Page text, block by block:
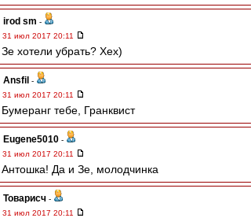
irod sm -
31 июл 2017 20:11
Зе хотели убрать? Хех)
Ansfil -
31 июл 2017 20:11
Бумеранг тебе, Гранквист
Eugene5010 -
31 июл 2017 20:11
Антошка! Да и Зе, молодчинка
Товарисч -
31 июл 2017 20:11